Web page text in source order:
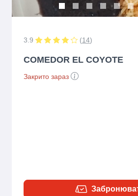
3.9 (14)
COMEDOR EL COYOTE
Закрито зараз